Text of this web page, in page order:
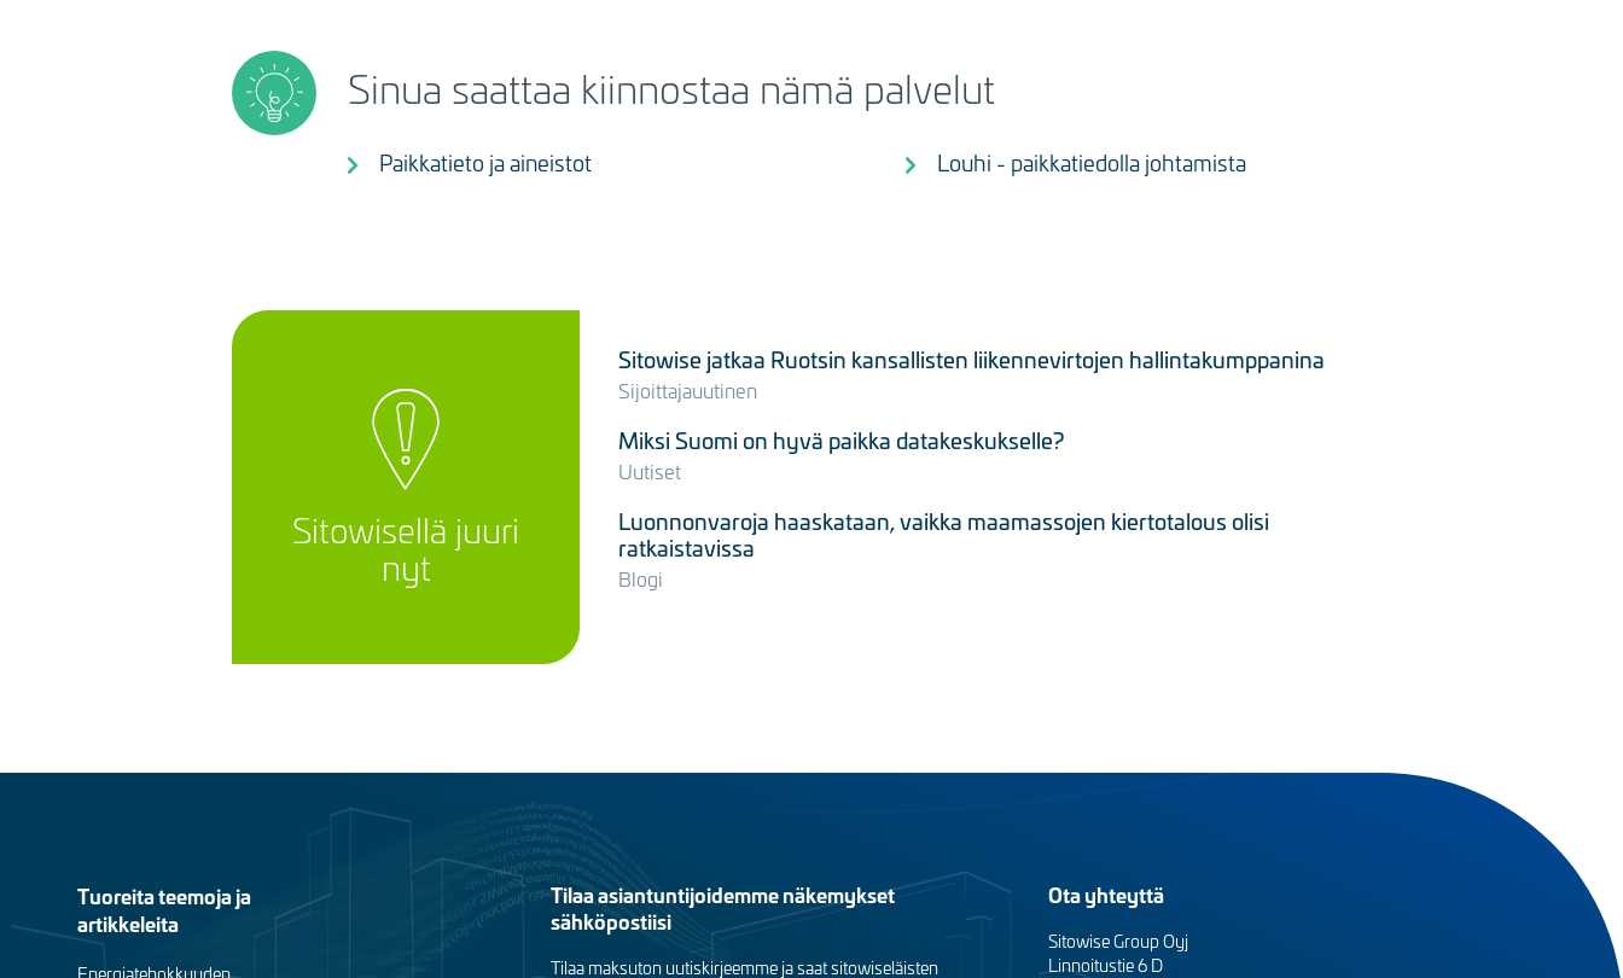
Sinua saattaa kiinnostaa nämä palvelut
Paikkatieto ja aineistot Louhi - paikkatiedolla johtamista
Sitowisellä juuri
nyt
Sitowise jatkaa Ruotsin kansallisten liikennevirtojen hallintakumppanina
Sijoittajauutinen
Miksi Suomi on hyvä paikka datakeskukselle?
Uutiset
Luonnonvaroja haaskataan, vaikka maamassojen kiertotalous olisi
ratkaistavissa
Blogi
Footer
menu
Tuoreita teemoja ja
artikkeleita
Tilaa asiantuntijoidemme näkemykset
sähköpostiisi
Tilaa maksuton uutiskirjeemme ja saat sitowiseläisten
Ota yhteyttä
Sitowise Group Oyj
Linnoitustie 6 D